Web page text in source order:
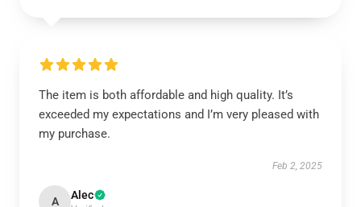
The item is both affordable and high quality. It’s
exceeded my expectations and I’m very pleased with
my purchase.
Feb 2, 2025
A Alec